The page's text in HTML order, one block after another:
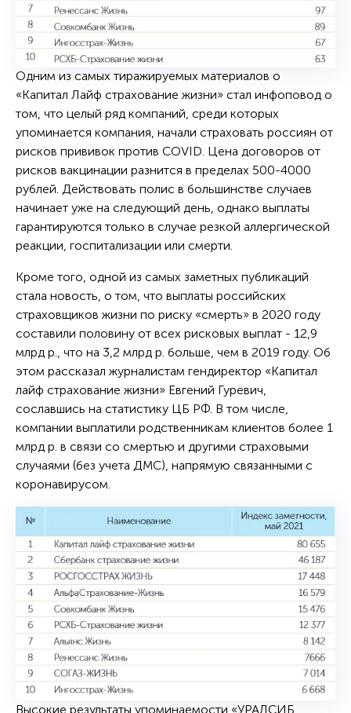
Одним из самых тиражируемых материалов о
«Капитал Лайф страхование жизни» стал инфоповод о
том, что целый ряд компаний, среди которых
упоминается компания, начали страховать россиян от
рисков прививок против COVID. Цена договоров от
рисков вакцинации разнится в пределах 500-4000
рублей. Действовать полис в большинстве случаев
начинает уже на следующий день, однако выплаты
гарантируются только в случае резкой аллергической
реакции, госпитализации или смерти.
Кроме того, одной из самых заметных публикаций
стала новость, о том, что выплаты российских
страховщиков жизни по риску «смерть» в 2020 году
составили половину от всех рисковых выплат - 12,9
млрд р., что на 3,2 млрд р. больше, чем в 2019 году. Об
этом рассказал журналистам гендиректор «Капитал
лайф страхование жизни» Евгений Гуревич,
сославшись на статистику ЦБ РФ. В том числе,
компании выплатили родственникам клиентов более 1
млрд р. в связи со смертью и другими страховыми
случаями (без учета ДМС), напрямую связанными с
коронавирусом.
Высокие результаты упоминаемости «УРАЛСИБ